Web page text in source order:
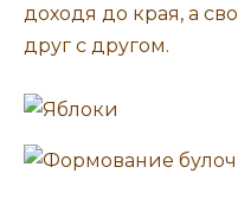
доходя до края, а
друг с другом.